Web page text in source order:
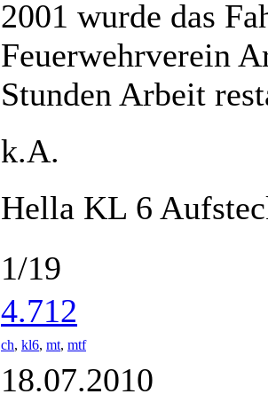
2001 wurde das
Feuerwehrverein
Stunden Arbeit
k.A.
Hella KL 6
1/19
4.712
ch, kl6, mt, mtf
18.07.2010